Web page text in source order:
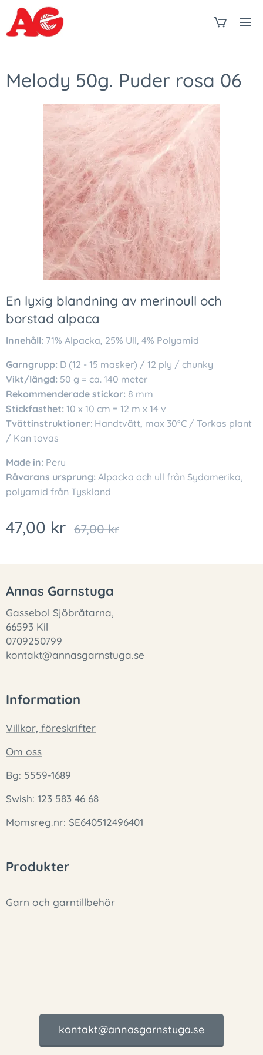
Melody 50g. Puder rosa 06
En lyxig blandning av merinoull och
borstad alpaca
Innehåll: 71% Alpacka, 25% Ull, 4% Polyamid
Garngrupp: D (12 - 15 masker) / 12 ply / chunky
Vikt/längd: 50 g = ca. 140 meter
Rekommenderade stickor: 8 mm
Stickfasthet: 10 x 10 cm = 12 m x 14 v
Tvättinstruktioner: Handtvätt, max 30°C / Torkas plant
/ Kan tovas
Made in: Peru
Råvarans ursprung: Alpacka och ull från Sydamerika,
polyamid från Tyskland
47,00 kr 67,00kr
Annas Garnstuga
Gassebol Sjöbråtarna,
66593 Kil
0709250799
kontakt@annasgarnstuga.se
Information
Villkor, föreskrifter
Om oss
Bg: 5559-1689
Swish: 123 583 46 68
Momsreg.nr: SE640512496401
Produkter
Garn och garntillbehör
kontakt@annasgarnstuga.se